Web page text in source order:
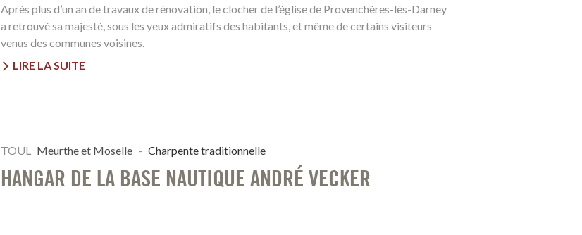
Après plus d’un an de travaux de rénovation, le clocher de l’église de Provenchères-lès-Darney
a retrouvé sa majesté, sous les yeux admiratifs des habitants, et même de certains visiteurs
venus des communes voisines.
LIRE LA SUITE
TOUL Meurthe et Moselle - Charpente traditionnelle
HANGAR DE LA BASE NAUTIQUE ANDRÉ VECKER